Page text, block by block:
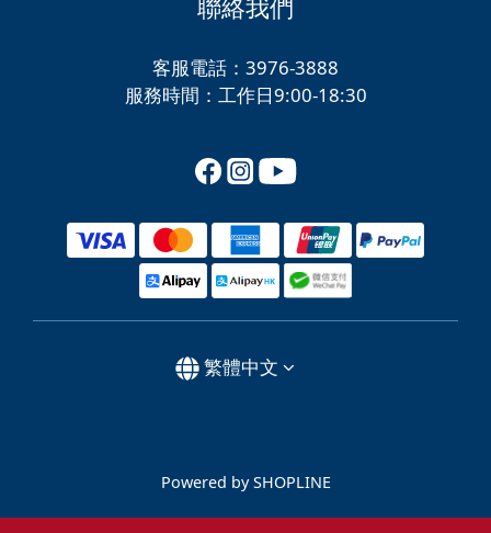
聯絡我們
客服電話：3976-3888
服務時間：工作日9:00-18:30
繁體中文
Powered by SHOPLINE